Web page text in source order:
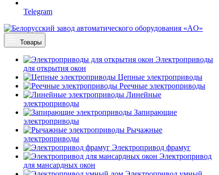
Telegram
Товары
Электроприводы
для открытия окон
Цепные электроприводы
Реечные электроприводы
Линейные
электроприводы
Запирающие
электроприводы
Рычажные
электроприводы
Электропривод фрамуг
Электропривод
для мансардных окон